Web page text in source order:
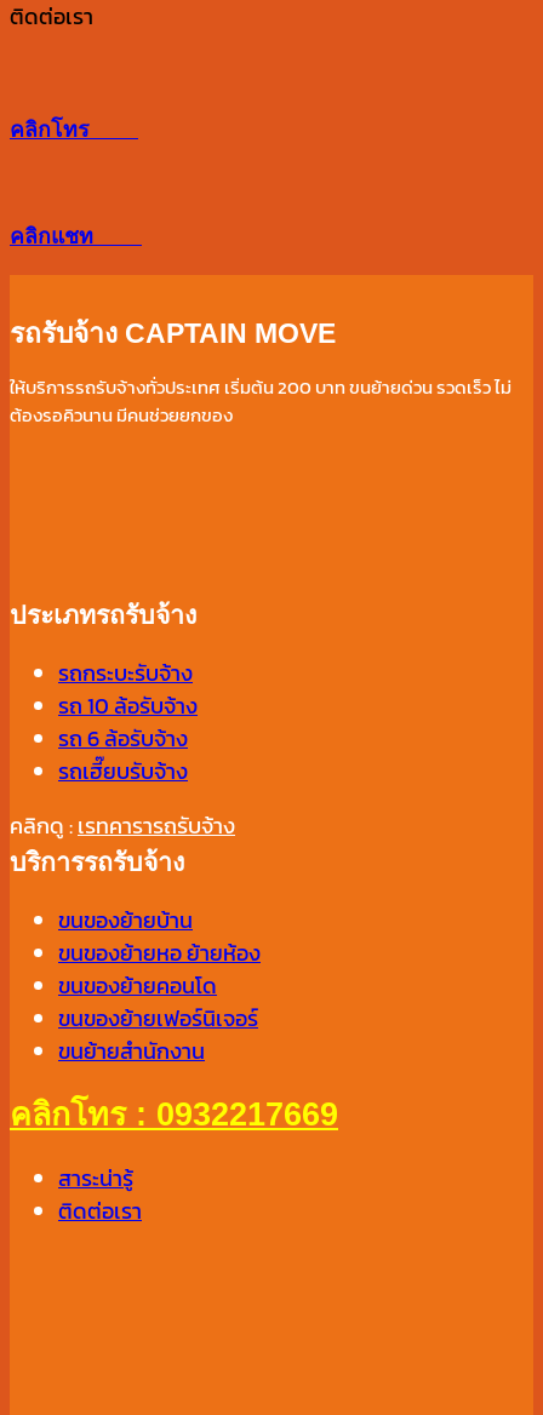
ปัง
ติดต่อเรา
คลิกโทร
คลิกแชท
รถรับจ้าง CAPTAIN MOVE
ให้บริการรถรับจ้างทั่วประเทศ เริ่มต้น 200 บาท ขนย้ายด่วน รวดเร็ว ไม่
ต้องรอคิวนาน มีคนช่วยยกของ
ประเภทรถรับจ้าง
รถกระบะรับจ้าง
รถ 10 ล้อรับจ้าง
รถ 6 ล้อรับจ้าง
รถเฮี๊ยบรับจ้าง
คลิกดู :เรทคารารถรับจ้าง
บริการรถรับจ้าง
ขนของย้ายบ้าน
ขนของย้ายหอ ย้ายห้อง
ขนของย้ายคอนโด
ขนของย้ายเฟอร์นิเจอร์
ขนย้ายสำนักงาน
คลิกโทร : 0932217669
สาระน่ารู้
ติดต่อเรา